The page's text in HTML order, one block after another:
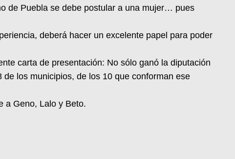
de Puebla se debe postular a una mujer… pues
deberá hacer un excelente papel para poder
carta de presentación: No sólo ganó la diputación
los municipios, de los 10 que conforman ese
a Geno, Lalo y Beto.